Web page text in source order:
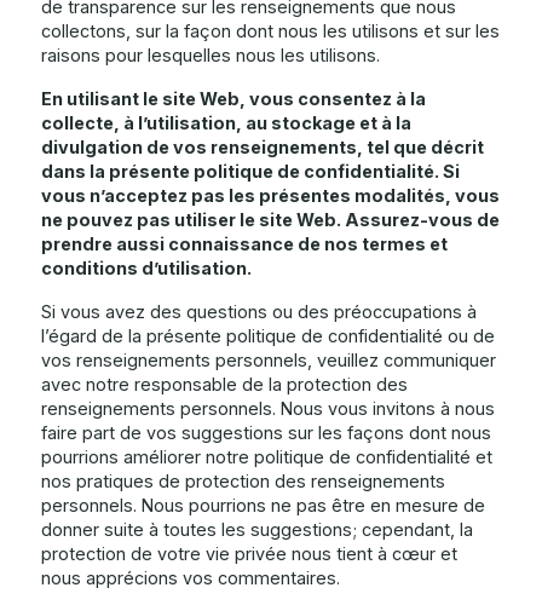
de transparence sur les renseignements que nous
collectons, sur la façon dont nous les utilisons et sur les
raisons pour lesquelles nous les utilisons.
En utilisant le site Web, vous consentez à la
collecte, à l’utilisation, au stockage et à la
divulgation de vos renseignements, tel que décrit
dans la présente politique de confidentialité. Si
vous n’acceptez pas les présentes modalités, vous
ne pouvez pas utiliser le site Web. Assurez-vous de
prendre aussi connaissance de nos termes et
conditions d’utilisation.
Si vous avez des questions ou des préoccupations à
l’égard de la présente politique de confidentialité ou de
vos renseignements personnels, veuillez communiquer
avec notre responsable de la protection des
renseignements personnels. Nous vous invitons à nous
faire part de vos suggestions sur les façons dont nous
pourrions améliorer notre politique de confidentialité et
nos pratiques de protection des renseignements
personnels. Nous pourrions ne pas être en mesure de
donner suite à toutes les suggestions; cependant, la
protection de votre vie privée nous tient à cœur et
nous apprécions vos commentaires.